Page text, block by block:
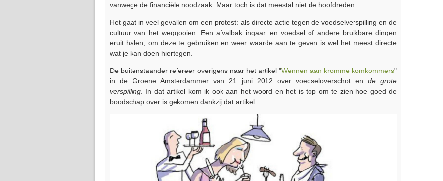
vanwege de financiële noodzaak. Maar toch is dat meestal niet de hoofdreden.
Het gaat in veel gevallen om een protest: als directe actie tegen de voedselverspilling en de
cultuur van het weggooien. Een afvalbak ingaan en voedsel of andere bruikbare dingen
eruit halen, om deze te gebruiken en weer waarde aan te geven is wel het meest directe
wat je kan doen hiertegen.
De buitenstaander refereer overigens naar het artikel "Wennen aan kromme komkommers"
in de Groene Amsterdammer van 21 juni 2012 over voedseloverschot en de grote
verspilling. In dat artikel kom ik ook aan het woord en het is top om te zien hoe goed de
boodschap over is gekomen dankzij dat artikel.